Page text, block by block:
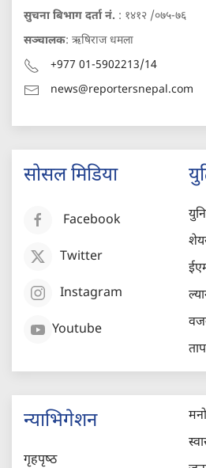
सुचना बिभाग दर्ता नं. : १४१२ /०७५-७६
सञ्चालक: ऋषिराज धमला
+977 01-5902213/14
news@reportersnepal.com
सोसल मिडिया
Facebook
Twitter
Instagram
Youtube
न्याभिगेशन
गृहपृष्‍ठ